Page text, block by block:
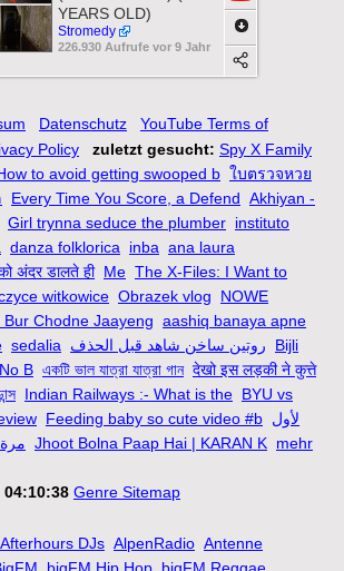
YEARS OLD)
Stromedy
226.930 Aufrufe vor 9 Jahr
Datenschutz
YouTube Terms of
Policy zuletzt gesucht: Spy X Family
to avoid getting swooped b ใบตรวจหวย
Every Time You Score, a Defend Akhiyan -
Girl trynna seduce the plumber instituto
danza folklorica inba ana laura
अंदर डालते ही Me The X-Files: I Want to
witkowice Obrazek vlog
NOWE
Chodne Jaayeng aashiq banaya apne
sedalia روتين ساخن شاهد قبل الحذف
Bijli
B একটি ভাল যাত্রা যাত্রা গান देखो इस लड़की ने कुत्ते
Indian Railways :- What is the BYU vs
Feeding baby so cute video #b لأول
مرة Jhoot Bolna Paap Hai | KARAN K mehr
04:10:38 Genre Sitemap
Afterhours DJs AlpenRadio Antenne
bigFM Hip Hop bigFM Reggae